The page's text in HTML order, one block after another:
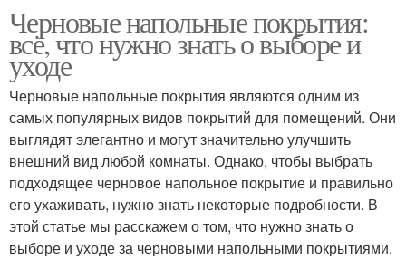
Черновые напольные покрытия:
всё, что нужно знать о выборе и
уходе
Черновые напольные покрытия являются одним из
самых популярных видов покрытий для помещений. Они
выглядят элегантно и могут значительно улучшить
внешний вид любой комнаты. Однако, чтобы выбрать
подходящее черновое напольное покрытие и правильно
его ухаживать, нужно знать некоторые подробности. В
этой статье мы расскажем о том, что нужно знать о
выборе и уходе за черновыми напольными покрытиями.